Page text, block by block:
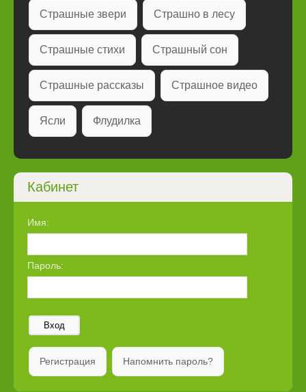
Страшные звери Страшно в лесу
Страшные стихи Страшный сон
Страшные рассказы Страшное видео
Ясли Флудилка
Кабинет
Имя:
Пароль:
Вход
Регистрация Напомнить пароль?